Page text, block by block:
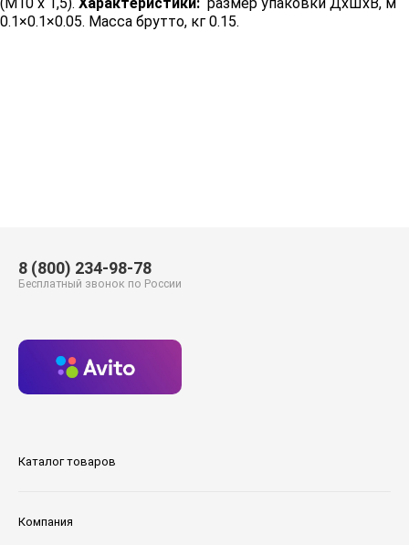
0.1×0.1×0.05. Масса брутто, кг 0.15.
Каталог товаров
Компания
8 (800) 234-98-78
Бесплатный звонок по России